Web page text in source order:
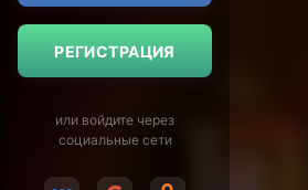
РЕГИСТРАЦИЯ
или войдите через
социальные сети